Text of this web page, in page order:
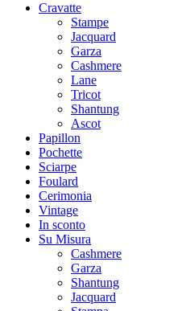
Cravatte
Stampe
Jacquard
Garza
Cashmere
Lane
Tricot
Shantung
Ascot
Papillon
Pochette
Sciarpe
Foulard
Cerimonia
Vintage
In sconto
Su Misura
Cashmere
Garza
Shantung
Jacquard